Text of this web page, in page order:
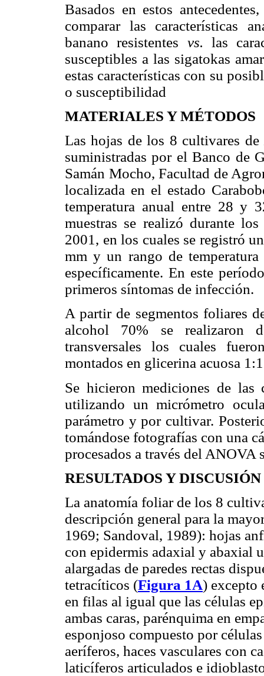
Basados en estos
comparar las características
banano resistentes vs. las
susceptibles a las sigatokas
estas características con su
o susceptibilidad
MATERIALES Y MÉTODOS
Las hojas de los 8 cultivares de
suministradas por el Banco de
Samán Mocho, Facultad de
localizada en el estado
temperatura anual entre 28 y
muestras se realizó durante
2001, en los cuales se registró
mm y un rango de
específicamente. En este
primeros síntomas de infección.
A partir de segmentos foliares
alcohol 70% se realizaron
transversales los cuales
montados en glicerina acuosa
Se hicieron mediciones de las
utilizando un micrómetro
parámetro y por cultivar.
tomándose fotografías con una
procesados a través del ANOVA
RESULTADOS Y DISCUSIÓN
La anatomía foliar de los 8
descripción general para la
1969; Sandoval, 1989): hojas
con epidermis adaxial y abaxial
alargadas de paredes rectas
tetracíticos (Figura 1A) excepto
en filas al igual que las células
ambas caras, parénquima en
esponjoso compuesto por
aeríferos, haces vasculares con
laticíferos articulados e